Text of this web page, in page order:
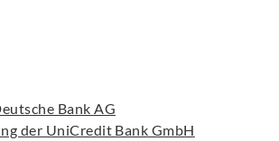
Bank AG
der UniCredit Bank GmbH